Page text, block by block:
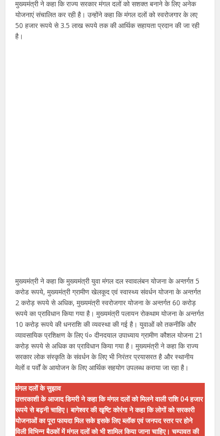
मुख्यमंत्री ने कहा कि राज्य सरकार मंगल दलों को सशक्त बनाने के लिए अनेक
योजनाएं संचालित कर रही है। उन्होंने कहा कि मंगल दलों को स्वरोजगार के लए
50 हजार रूपये से 3.5 लाख रूपये तक की आर्थिक सहायता प्रदान की जा रही
है।
मुख्यमंत्री ने कहा कि मुख्यमंत्री युवा मंगल दल स्वावलंबन योजना के अन्तर्गत 5
करोड रूपये, मुख्यमंत्री ग्रामीण खेलकूद एवं स्वास्थ्य संवर्धन योजना के अन्तर्गत
2 करोड़ रूपये से अधिक, मुख्यमंत्री स्वरोजगार योजना के अन्तर्गत 60 करोड़
रूपये का प्राविधान किया गया है। मुख्यमंत्री पलायन रोकथाम योजना के अन्तर्गत
10 करोड़ रूपये की धनराशि की व्यवस्था की गई है। युवाओं को तकनीकि और
व्यावसायिक प्रशिक्षण के लिए पं० दीनदयाल उपाध्याय ग्रामीण कौशल योजना 21
करोड़ रूपये से अधिक का प्राविधान किया गया है। मुख्यमंत्री ने कहा कि राज्य
सरकार लोक संस्कृति के संवर्धन के लिए भी निरंतर प्रयासरत है और स्थानीय
मेलों व पर्वों के आयोजन के लिए आर्थिक सहयोग उपलब्ध कराया जा रहा है।
मंगल दलों के सुझाव
उत्तरकाशी के आजाद डिमरी ने कहा कि मंगल दलों को मिलने वाली राशि 04 हजार
रूपये से बढ़नी चाहिए। बागेश्वर की खृष्टि कोरंगा ने कहा कि लोगों को सरकारी
योजनाओं का पूरा फायदा मिल सके इसके लिए ब्लॉक एवं जनपद स्तर पर होने
विली विभिन्न बैठकों में मंगल दलों को भी शामिल किया जाना चाहिए। चम्पावत की